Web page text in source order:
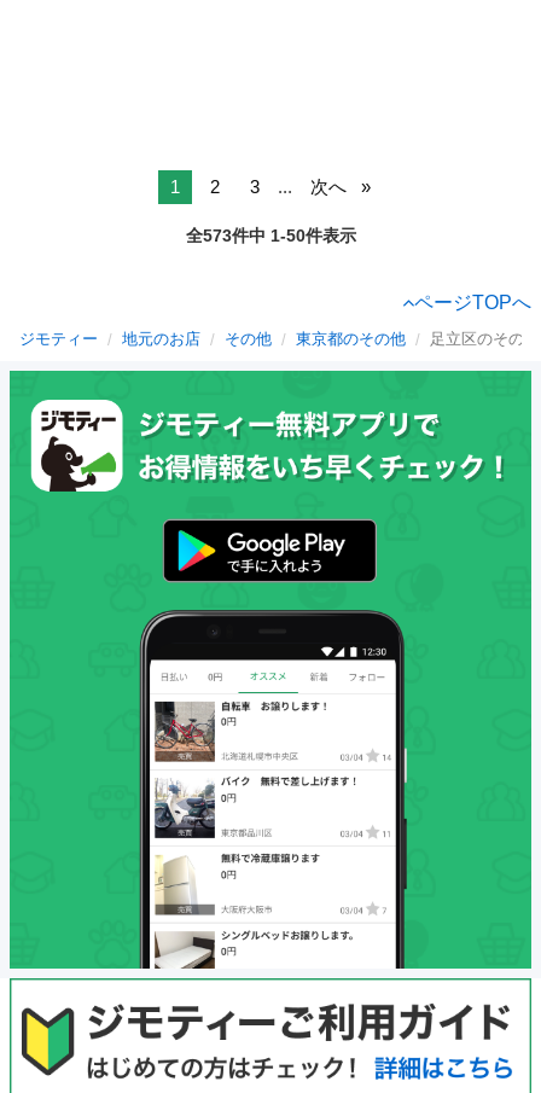
1 2 3 ... 次へ
全573件中 1-50件表示
ページTOPへ
ジモティー 地元のお店 その他 東京都のその他 足立区のその他